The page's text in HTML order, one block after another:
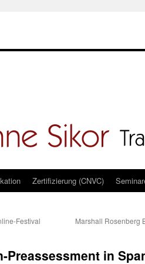
Zertifizierung (CNVC)
Festival
Marshall Rosenberg
Preassessment in